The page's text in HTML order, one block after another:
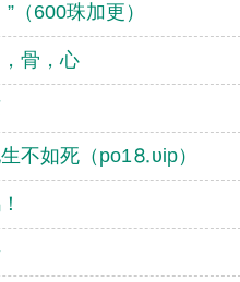
（600珠加更）
骨，心
不如死（po1⒏υip）